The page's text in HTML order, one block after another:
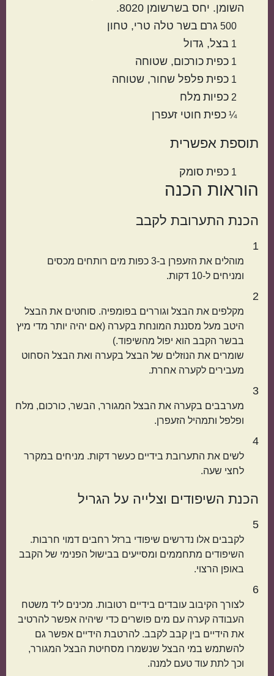
השומן. יחס בשרשומן 8020.
500 גרם בשר טלה טרי טחון
1 בצל גדול
1 כפית כורכום שטוחה
1 כפית פלפל שחור שטוחה
2 כפיות מלח
¼ כפית חוטי זעפרן
תוספת אפשרית
1 כפית סומק
הוראות הכנה
הכנת התערובת לקבב
1
מוהלים את הזעפרן ב-3 כפות מים רותחים מכסים
ומניחים ל-10 דקות.
2
מקלפים את הבצל וגוררים בפומפיה. סוחטים את הבצל
היטב מעל מסננת המונחת בקערה (אם יהיה יותר מדי מיץ
בבשר הקבב הוא יפול מהשיפוד.)
שומרים את הנוזלים של הבצל בקערה ואת הבצל הסחוט
מעבירים לקערה אחרת.
3
מערבבים בקערה את הבצל המגורר, הבשר, כורכום, מלח
ופלפל ותמהיל הזעפרן.
4
לשים את התערובת בידיים כעשר דקות. מניחים במקרר
לחצי שעה.
הכנת השיפודים וצלייה על הגריל
5
לקבבים אלו נדרשים שיפודי ברזל רחבים דמוי חרבות.
השיפודים מתחממים ומסייעים בבישול הפנימי של הקבב
באופן הרצוי.
6
לצורך הקיבוב עובדים בידיים רטובות. מכינים ליד משטח
העבודה קערה עם מים פושרים כדי שיהיה אפשר להרטיב
את הידיים בין קבב לקבב. להרטבת הידיים אפשר גם
להשתמש במי הבצל שנשמרו מסחיטת הבצל המגורר,
וכך לתת עוד טעם למנה.
ישראלי
אמריקאי
קטגוריות נוספות
מנות קלות להכנה בתקציב נמוך
אוהבים